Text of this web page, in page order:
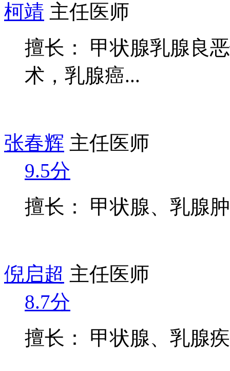
柯靖 主任医师
擅长： 甲状腺乳腺良
术，乳腺癌...
张春辉 主任医师
9.5分
擅长： 甲状腺、乳腺
倪启超 主任医师
8.7分
擅长： 甲状腺、乳腺